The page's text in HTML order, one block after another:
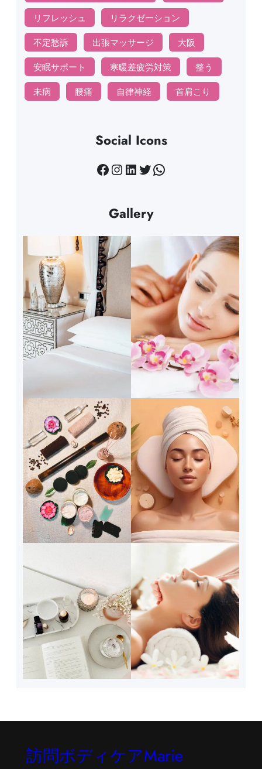
リフレッシュ リラクゼーション
不定愁訴 出張マッサージ 大阪
安眠サポート 寒暖差疲労対策 整う
未病 腰痛 自律神経 首肩こり
Social Icons
Facebook InstagramLinkedIn Twitter WhatsApp
Gallery
訪問ボディケアMarie